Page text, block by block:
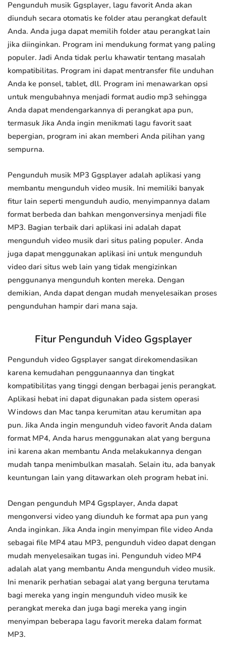
Pengunduh musik Ggsplayer, lagu favorit Anda akan
diunduh secara otomatis ke folder atau perangkat default
Anda. Anda juga dapat memilih folder atau perangkat lain
jika diinginkan. Program ini mendukung format yang paling
populer. Jadi Anda tidak perlu khawatir tentang masalah
kompatibilitas. Program ini dapat mentransfer file unduhan
Anda ke ponsel, tablet, dll. Program ini menawarkan opsi
untuk mengubahnya menjadi format audio mp3 sehingga
Anda dapat mendengarkannya di perangkat apa pun,
termasuk Jika Anda ingin menikmati lagu favorit saat
bepergian, program ini akan memberi Anda pilihan yang
sempurna.
Pengunduh musik MP3 Ggsplayer adalah aplikasi yang
membantu mengunduh video musik. Ini memiliki banyak
fitur lain seperti mengunduh audio, menyimpannya dalam
format berbeda dan bahkan mengonversinya menjadi file
MP3. Bagian terbaik dari aplikasi ini adalah dapat
mengunduh video musik dari situs paling populer. Anda
juga dapat menggunakan aplikasi ini untuk mengunduh
video dari situs web lain yang tidak mengizinkan
penggunanya mengunduh konten mereka. Dengan
demikian, Anda dapat dengan mudah menyelesaikan proses
pengunduhan hampir dari mana saja.
Fitur Pengunduh Video Ggsplayer
Pengunduh video Ggsplayer sangat direkomendasikan
karena kemudahan penggunaannya dan tingkat
kompatibilitas yang tinggi dengan berbagai jenis perangkat.
Aplikasi hebat ini dapat digunakan pada sistem operasi
Windows dan Mac tanpa kerumitan atau kerumitan apa
pun. Jika Anda ingin mengunduh video favorit Anda dalam
format MP4, Anda harus menggunakan alat yang berguna
ini karena akan membantu Anda melakukannya dengan
mudah tanpa menimbulkan masalah. Selain itu, ada banyak
keuntungan lain yang ditawarkan oleh program hebat ini.
Dengan pengunduh MP4 Ggsplayer, Anda dapat
mengonversi video yang diunduh ke format apa pun yang
Anda inginkan. Jika Anda ingin menyimpan file video Anda
sebagai file MP4 atau MP3, pengunduh video dapat dengan
mudah menyelesaikan tugas ini. Pengunduh video MP4
adalah alat yang membantu Anda mengunduh video musik.
Ini menarik perhatian sebagai alat yang berguna terutama
bagi mereka yang ingin mengunduh video musik ke
perangkat mereka dan juga bagi mereka yang ingin
menyimpan beberapa lagu favorit mereka dalam format
MP3.